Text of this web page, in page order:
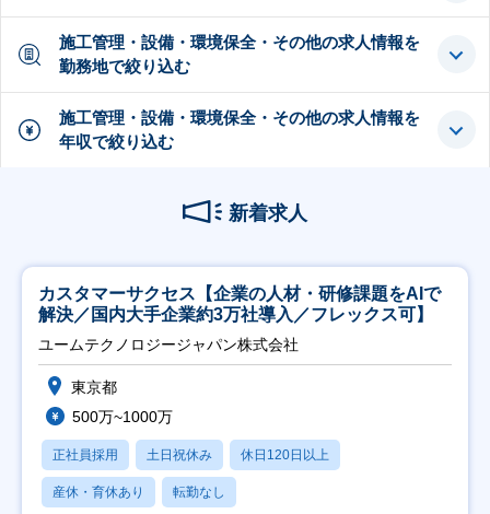
施工管理・設備・環境保全・その他の求人情報を
勤務地で絞り込む
施工管理・設備・環境保全・その他の求人情報を
年収で絞り込む
新着求人
カスタマーサクセス【企業の人材・研修課題をAIで
解決／国内大手企業約3万社導入／フレックス可】
ユームテクノロジージャパン株式会社
東京都
500万~1000万
正社員採用 土日祝休み 休日120日以上
産休・育休あり 転勤なし